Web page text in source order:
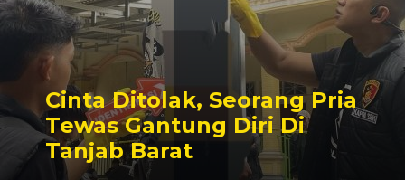
Cinta Ditolak, Seorang Pria
Tewas Gantung Diri Di
Tanjab Barat